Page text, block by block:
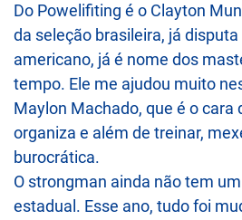
Do Powelifiting é o Clayton
da seleção brasileira, já
americano, já é nome dos
tempo. Ele me ajudou muito
Maylon Machado, que é o cara
organiza e além de treinar,
burocrática.
O strongman ainda não tem
estadual. Esse ano, tudo foi